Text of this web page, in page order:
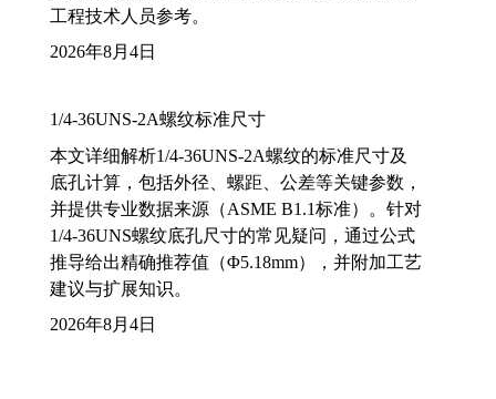
工程技术人员参考。
2026年8月4日
1/4-36UNS-2A螺纹标准尺寸
本文详细解析1/4-36UNS-2A螺纹的标准尺寸及
底孔计算，包括外径、螺距、公差等关键参数，
并提供专业数据来源（ASME B1.1标准）。针对
1/4-36UNS螺纹底孔尺寸的常见疑问，通过公式
推导给出精确推荐值（Φ5.18mm），并附加工艺
建议与扩展知识。
2026年8月4日